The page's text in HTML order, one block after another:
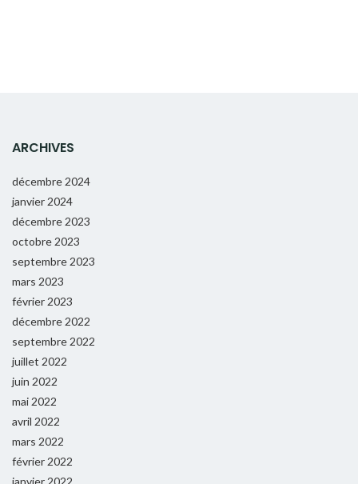
ARCHIVES
décembre 2024
janvier 2024
décembre 2023
octobre 2023
septembre 2023
mars 2023
février 2023
décembre 2022
septembre 2022
juillet 2022
juin 2022
mai 2022
avril 2022
mars 2022
février 2022
janvier 2022